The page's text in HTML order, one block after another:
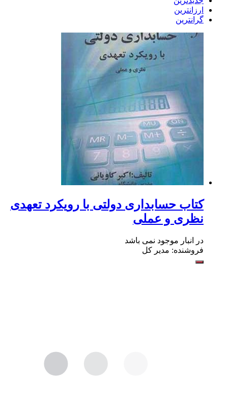
ارزانترین
گرانترین
کتاب حسابداری دولتی با رویکرد تعهدی
نظری و عملی
در انبار موجود نمی باشد
فروشنده: مدیر کل